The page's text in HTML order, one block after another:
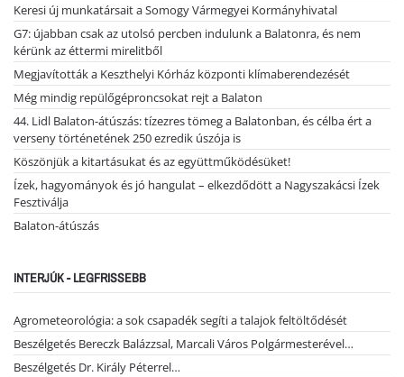
Keresi új munkatársait a Somogy Vármegyei Kormányhivatal
G7: újabban csak az utolsó percben indulunk a Balatonra, és nem
kérünk az éttermi mirelitből
Megjavították a Keszthelyi Kórház központi klímaberendezését
Még mindig repülőgéproncsokat rejt a Balaton
44. Lidl Balaton-átúszás: tízezres tömeg a Balatonban, és célba ért a
verseny történetének 250 ezredik úszója is
Köszönjük a kitartásukat és az együttműködésüket!
Ízek, hagyományok és jó hangulat – elkezdődött a Nagyszakácsi Ízek
Fesztiválja
Balaton-átúszás
INTERJÚK - LEGFRISSEBB
Agrometeorológia: a sok csapadék segíti a talajok feltöltődését
Beszélgetés Bereczk Balázzsal, Marcali Város Polgármesterével…
Beszélgetés Dr. Király Péterrel…